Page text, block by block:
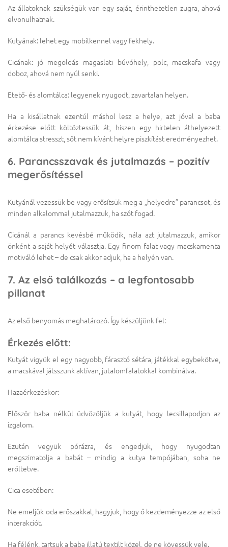
Az állatoknak szükségük van egy saját, érinthetetlen zugra, ahová
elvonulhatnak.
Kutyának: lehet egy mobilkennel vagy fekhely.
Cicának: jó megoldás magaslati búvóhely, polc, macskafa vagy
doboz, ahová nem nyúl senki.
Etető- és alomtálca: legyenek nyugodt, zavartalan helyen.
Ha a kisállatnak ezentúl máshol lesz a helye, azt jóval a baba
érkezése előtt költöztessük át, hiszen egy hirtelen áthelyezett
alomtálca stresszt, sőt nem kívánt helyre piszkítást eredményezhet.
6. Parancsszavak és jutalmazás – pozitív
megerősítéssel
Kutyánál vezessük be vagy erősítsük meg a „helyedre” parancsot, és
minden alkalommal jutalmazzuk, ha szót fogad.
Cicánál a parancs kevésbé működik, nála azt jutalmazzuk, amikor
önként a saját helyét választja. Egy finom falat vagy macskamenta
motiváló lehet – de csak akkor adjuk, ha a helyén van.
7. Az első találkozás – a legfontosabb
pillanat
Az első benyomás meghatározó. Így készüljünk fel:
Érkezés előtt:
Kutyát vigyük el egy nagyobb, fárasztó sétára, játékkal egybekötve,
a macskával játsszunk aktívan, jutalomfalatokkal kombinálva.
Hazaérkezéskor:
Először baba nélkül üdvözöljük a kutyát, hogy lecsillapodjon az
izgalom.
Ezután vegyük pórázra, és engedjük, hogy nyugodtan
megszimatolja a babát – mindig a kutya tempójában, soha ne
erőltetve.
Cica esetében:
Ne emeljük oda erőszakkal, hagyjuk, hogy ő kezdeményezze az első
interakciót.
Ha félénk, tartsuk a baba illatú textilt közel, de ne kövessük vele.